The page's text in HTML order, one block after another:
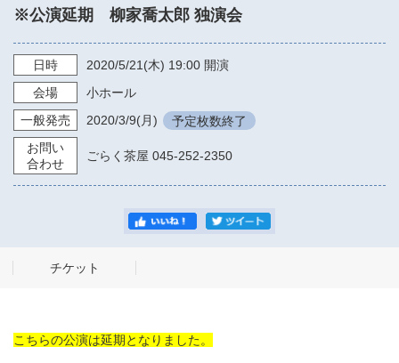
※公演延期 柳家喬太郎 独演会
日時 2020/5/21 (木) 19:00 開演
会場
小ホール
一般発売
2020/3/9(月)
予定枚数終了
お問い
合わせ
ごらく茶屋 045-252-2350
チケット
こちらの公演は延期となりました。